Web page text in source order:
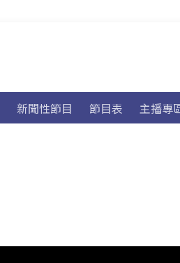
新聞性節目 節目表 主播專